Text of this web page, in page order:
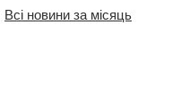
Всі новини за місяць